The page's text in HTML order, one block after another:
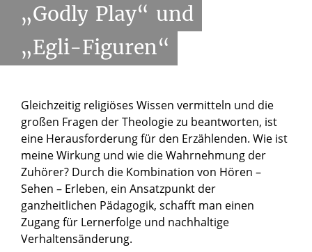
„Godly Play“ und
„Egli-Figuren“
Gleichzeitig religiöses Wissen vermitteln und die
großen Fragen der Theologie zu beantworten, ist
eine Herausforderung für den Erzählenden. Wie ist
meine Wirkung und wie die Wahrnehmung der
Zuhörer? Durch die Kombination von Hören –
Sehen – Erleben, ein Ansatzpunkt der
ganzheitlichen Pädagogik, schafft man einen
Zugang für Lernerfolge und nachhaltige
Verhaltensänderung.